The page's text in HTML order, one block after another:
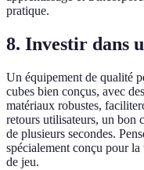
pratique.
8. Investir dans
Un équipement de qualité
cubes bien conçus, avec
matériaux robustes,
retours utilisateurs, un bon
de plusieurs secondes.
spécialement conçu pour
de jeu.